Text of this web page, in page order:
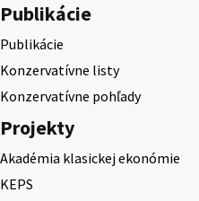
Publikácie
Publikácie
Konzervatívne listy
Konzervatívne pohľady
Projekty
Akadémia klasickej ekonómie
KEPS